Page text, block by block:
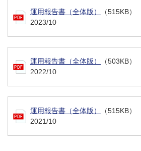
運用報告書（全体版）
（515KB）
2023/10
運用報告書（全体版）
（503KB）
2022/10
運用報告書（全体版）
（515KB）
2021/10